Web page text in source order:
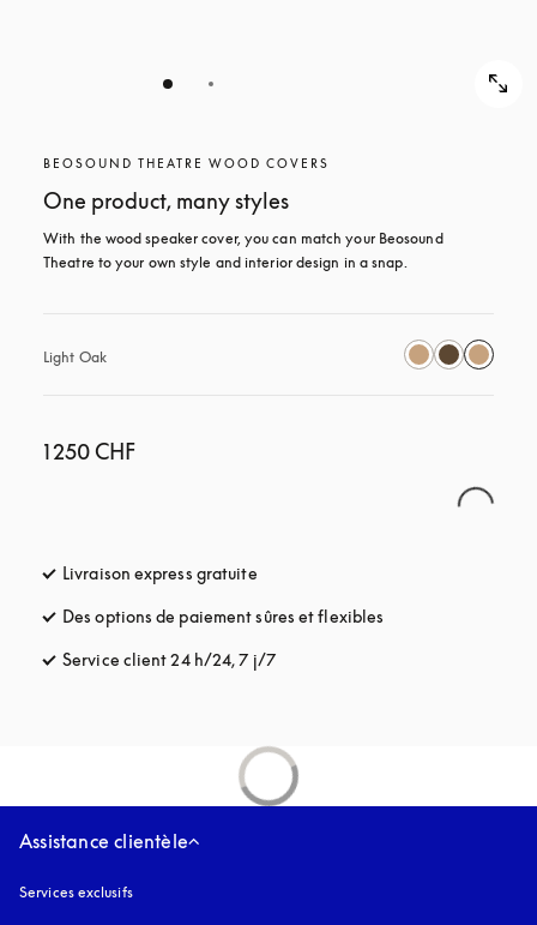
BEOSOUND THEATRE WOOD COVERS
One product, many styles
With the wood speaker cover, you can match your Beosound
Theatre to your own style and interior design in a snap.
Light Oak
1 250 CHF
Livraison express gratuite
Des options de paiement sûres et flexibles
Service client 24 h/24, 7 j/7s’ouvre dans un nouvel onglet
Assistance clientèle
Services exclusifs